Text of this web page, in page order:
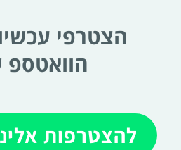
הצטרפי
הוואטספ
להצטרפות